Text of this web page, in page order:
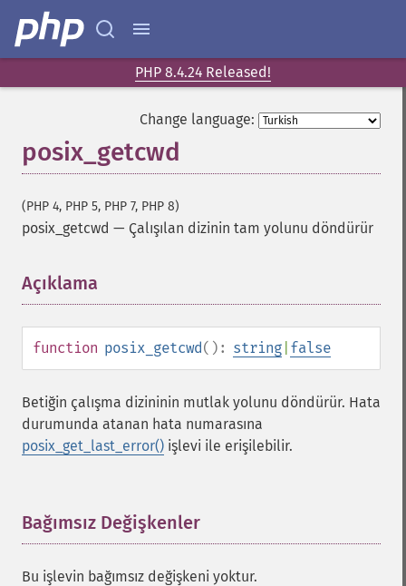
PHP 8.4.24 Released!
Change language:
posix_getcwd
(PHP 4, PHP 5, PHP 7, PHP 8)
posix_getcwd — Çalışılan dizinin tam yolunu döndürür
Açıklama
function posix_getcwd(): string false
Betiğin çalışma dizininin mutlak yolunu döndürür. Hata
durumunda atanan hata numarasına
posix_get_last_error() işlevi ile erişilebilir.
Bağımsız Değişkenler
Bu işlevin bağımsız değişkeni yoktur.